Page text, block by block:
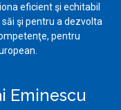
eficient şi echitabil
şi pentru a dezvolta
pentru
Eminescu